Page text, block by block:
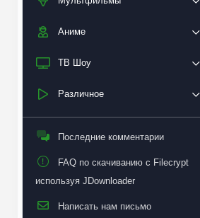
Аниме
ТВ Шоу
Различное
Последние комментарии
FAQ по скачиванию с Filecrypt
используя JDownloader
Написать нам письмо